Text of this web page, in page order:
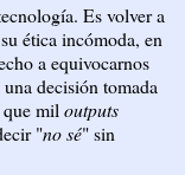
Es volver a
ética incómoda, en
a equivocarnos
decisión tomada
mil outputs
"no sé" sin